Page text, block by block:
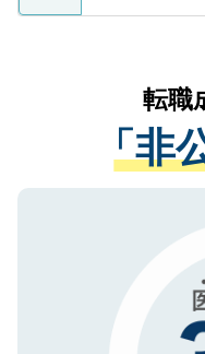
ているすべて
は、個人情報
管理基準を満
る、プライバ
ご登録いただ
で、機密保持
かがいして、
経験をまじえ
させていただ
ない方には、
ので、まずは
転職
「非